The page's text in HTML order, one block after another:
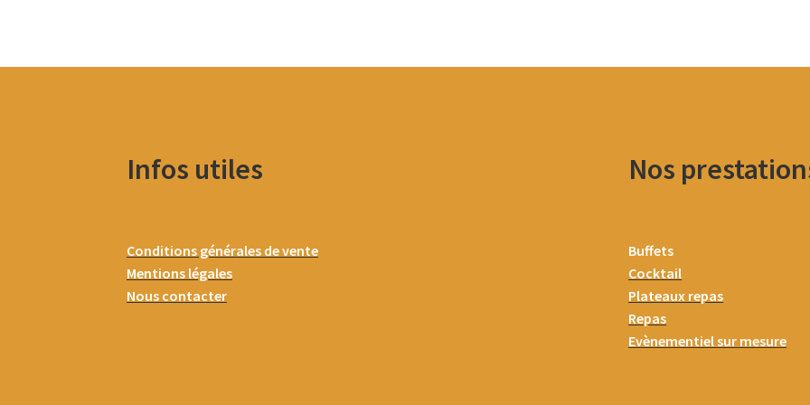
Infos utiles
Conditions générales de vente
Mentions légales
Nous contacter
Nos
Buffets
Cocktail
Plateaux repas
Repas
Evènementiel sur mesure